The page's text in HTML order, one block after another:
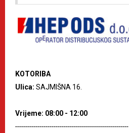
KOTORIBA
Ulica: SAJMIŠNA 16.
Vrijeme: 08:00 - 12:00
--------------------------------------------------------